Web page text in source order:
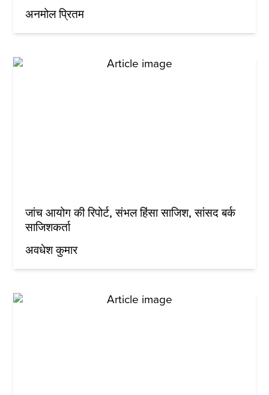
अनमोल प्रितम
जांच आयोग की रिपोर्ट, संभल हिंसा साजिश, सांसद बर्क
साजिशकर्ता
अवधेश कुमार